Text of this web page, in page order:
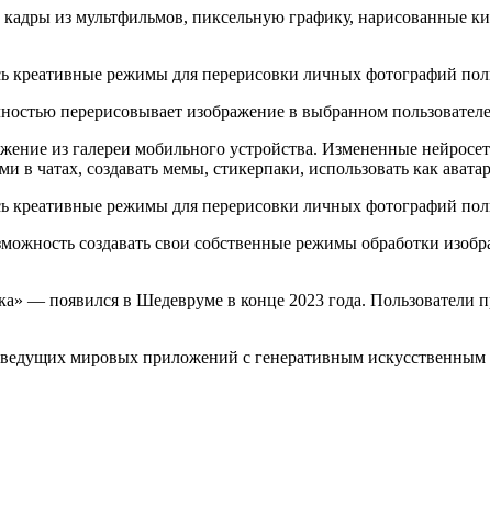
из мультфильмов, пиксельную графику, нарисованные
перерисовывает изображение в выбранном
из галереи мобильного устройства. Измененные
чатах, создавать мемы, стикерпаки, использовать как
создавать свои собственные режимы обработки
появился в Шедевруме в конце 2023 года. Пользователи
мировых приложений с генеративным